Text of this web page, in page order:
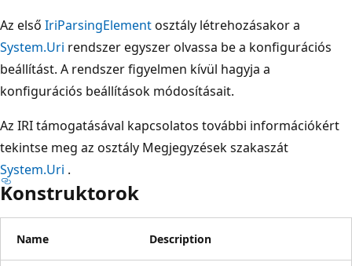
Az első IriParsingElementosztály létrehozásakor a
System.Uri rendszer egyszer olvassa be a konfigurációs
beállítást. A rendszer figyelmen kívül hagyja a
konfigurációs beállítások módosításait.
Az IRI támogatásával kapcsolatos további információkért
tekintse meg az osztály Megjegyzések szakaszát
System.Uri .
Konstruktorok
Name Description